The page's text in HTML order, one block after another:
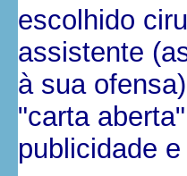
escolhido
assistente
à sua
"carta
publicidade